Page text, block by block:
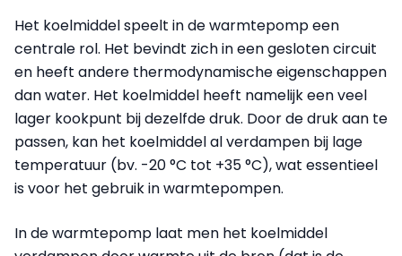
Het koelmiddel speelt in de warmtepomp een
centrale rol. Het bevindt zich in een gesloten circuit
en heeft andere thermodynamische eigenschappen
dan water. Het koelmiddel heeft namelijk een veel
lager kookpunt bij dezelfde druk. Door de druk aan te
passen, kan het koelmiddel al verdampen bij lage
temperatuur (bv. -20 °C tot +35 °C), wat essentieel
is voor het gebruik in warmtepompen.
In de warmtepomp laat men het koelmiddel